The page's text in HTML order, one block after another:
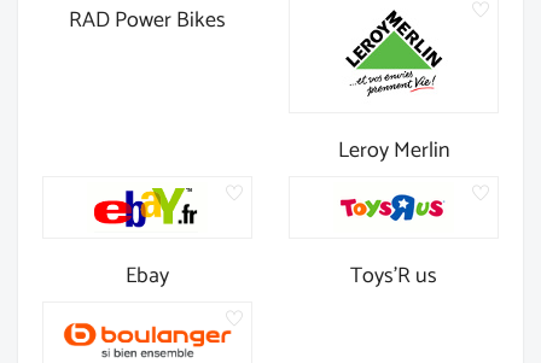
RAD Power Bikes
Leroy Merlin
Ebay Toys'R us